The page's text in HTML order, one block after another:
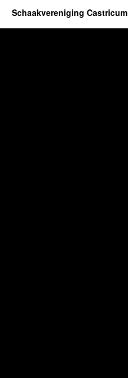
Schaakvereniging Castricum